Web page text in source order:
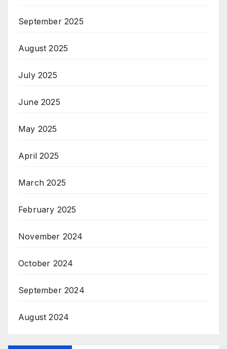
September 2025
August 2025
July 2025
June 2025
May 2025
April 2025
March 2025
February 2025
November 2024
October 2024
September 2024
August 2024